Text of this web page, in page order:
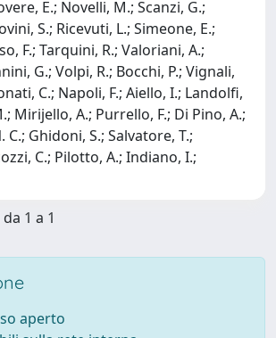
E.; Novelli, M.; Scanzi, G.;
S.; Ricevuti, L.; Simeone, E.;
F.; Tarquini, R.; Valoriani, A.;
G.; Volpi, R.; Bocchi, P.; Vignali,
C.; Napoli, F.; Aiello, I.; Landolfi,
Mirijello, A.; Purrello, F.; Di Pino, A.;
Ghidoni, S.; Salvatore, T.;
C.; Pilotto, A.; Indiano, I.;
1 a 1
aperto